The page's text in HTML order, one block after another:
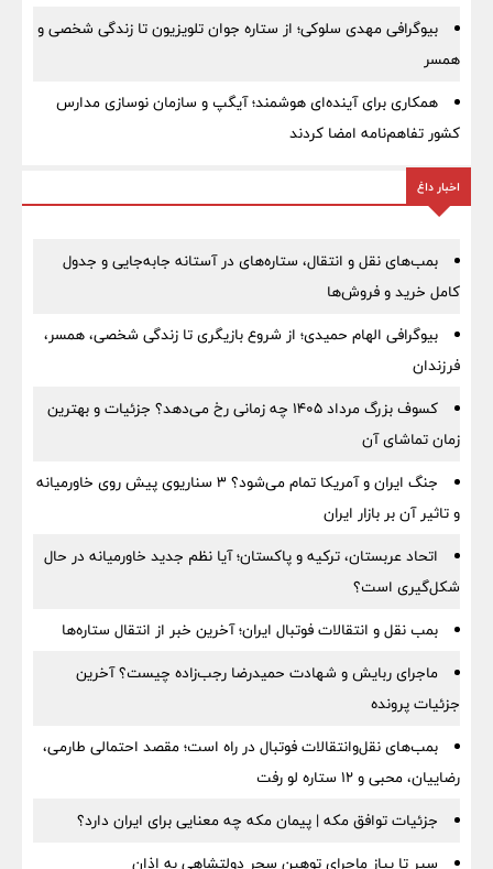
بیوگرافی مهدی سلوکی؛ از ستاره جوان تلویزیون تا زندگی شخصی و
همسر
همکاری برای آینده‌ای هوشمند؛ آیگپ و سازمان نوسازی مدارس
کشور تفاهم‌نامه امضا کردند
اخبار داغ
بمب‌های نقل و انتقال، ستاره‌های در آستانه جابه‌جایی و جدول
کامل خرید و فروش‌ها
بیوگرافی الهام حمیدی؛ از شروع بازیگری تا زندگی شخصی، همسر،
فرزندان
کسوف بزرگ مرداد ۱۴۰۵ چه زمانی رخ می‌دهد؟ جزئیات و بهترین
زمان تماشای آن
جنگ ایران و آمریکا تمام می‌شود؟ ۳ سناریوی پیش روی خاورمیانه
و تاثیر آن بر بازار ایران
اتحاد عربستان، ترکیه و پاکستان؛ آیا نظم جدید خاورمیانه در حال
شکل‌گیری است؟
بمب نقل‌ و انتقالات فوتبال ایران؛ آخرین خبر از انتقال ستاره‌ها
ماجرای ربایش و شهادت حمیدرضا رجب‌زاده چیست؟ آخرین
جزئیات پرونده
بمب‌های نقل‌وانتقالات فوتبال در راه است؛ مقصد احتمالی طارمی،
رضاییان، محبی و ۱۲ ستاره لو رفت
جزئیات توافق مکه | پیمان مکه چه معنایی برای ایران دارد؟
سیر تا پیاز ماجرای توهین سحر دولتشاهی به اذان